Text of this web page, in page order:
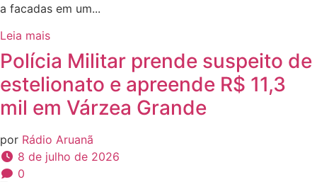
a facadas em um...
Leia mais
Polícia Militar prende suspeito de
estelionato e apreende R$ 11,3
mil em Várzea Grande
por Rádio Aruanã
8 de julho de 2026
0